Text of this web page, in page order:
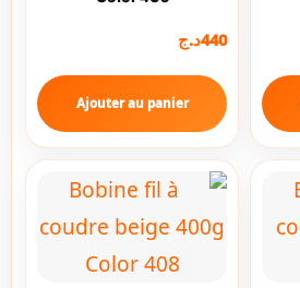
440د.ج
Ajouter au panier